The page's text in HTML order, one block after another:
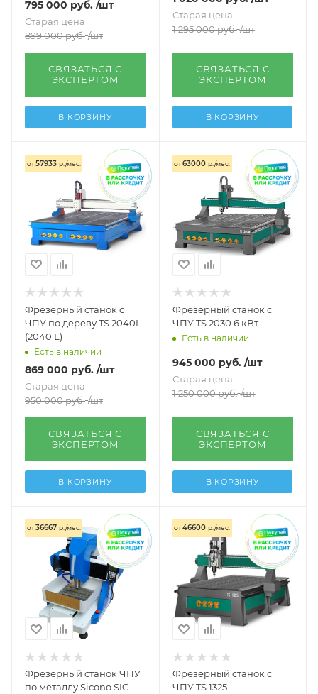
795 000 руб. /шт
Старая цена
899 000руб. /шт
СВЯЗАТЬСЯ С
ЭКСПЕРТОМ
В КОРЗИНУ
Старая цена
1 295 000руб. /шт
СВЯЗАТЬСЯ С
ЭКСПЕРТОМ
В КОРЗИНУ
от57933 р./мес.
Фрезерный станок с
ЧПУ по дереву TS 2040L
(2040 L)
Есть в наличии
869 000 руб. /шт
Старая цена
950 000руб. /шт
СВЯЗАТЬСЯ С
ЭКСПЕРТОМ
В КОРЗИНУ
от63000 р./мес.
Фрезерный станок с
ЧПУ TS 2030 6 кВт
Есть в наличии
945 000 руб. /шт
Старая цена
1 250 000руб. /шт
СВЯЗАТЬСЯ С
ЭКСПЕРТОМ
В КОРЗИНУ
от36667 р./мес.
Фрезерный станок ЧПУ
по металлу Sicono SIC
от46600 р./мес.
Фрезерный станок с
ЧПУ TS 1325